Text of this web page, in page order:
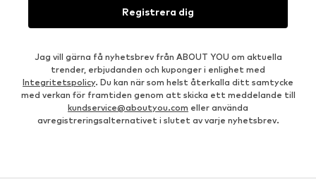
Registrera dig
Jag vill gärna få nyhetsbrev från ABOUT YOU om aktuella
trender, erbjudanden och kuponger i enlighet med
Integritetspolicy. Du kan när som helst återkalla ditt samtycke
med verkan för framtiden genom att skicka ett meddelande till
kundservice@aboutyou.com eller använda
avregistreringsalternativet i slutet av varje nyhetsbrev.